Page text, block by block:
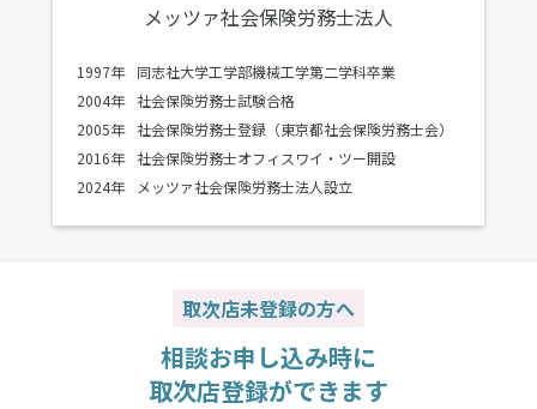
メッツァ社会保険労務士法人
1997年
同志社大学工学部機械工学第二学科卒業
2004年
社会保険労務士試験合格
2005年
社会保険労務士登録（東京都社会保険労務士会）
2016年
社会保険労務士オフィスワイ・ツー開設
2024年
メッツァ社会保険労務士法人設立
取次店未登録の方へ
相談お申し込み時に
取次店登録ができます